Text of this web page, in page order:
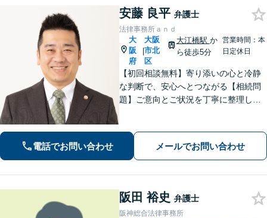
安藤 良平 弁護士
法律事務所ａｎｄ
大
阪
府
|
大阪
市北
区
大江橋駅 か
ら徒歩5分
営業時間：本
日定休日
【初回相談無料】寄り添いの心と冷静
な判断で、安心へとつながる【相続問
題】ご意向とご状況を丁寧に整理し、
破産のご相談はお任せください【淀屋
橋駅8分】【オンライン相談対応】
電話でお問い合わせ メールでお問い合わせ
阪田 裕史 弁護士
阪神総合法律事務所